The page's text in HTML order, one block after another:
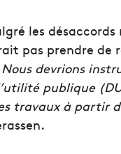
les
pas prendre de
Nous devrions
publique
travaux à partir